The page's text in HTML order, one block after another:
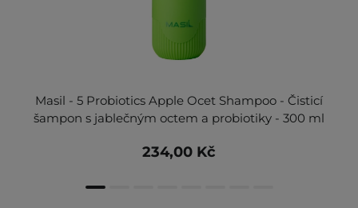
Masil - 5 Probiotics Apple Ocet Shampoo - Čisticí
šampon s jablečným octem a probiotiky - 300 ml
234,00 Kč